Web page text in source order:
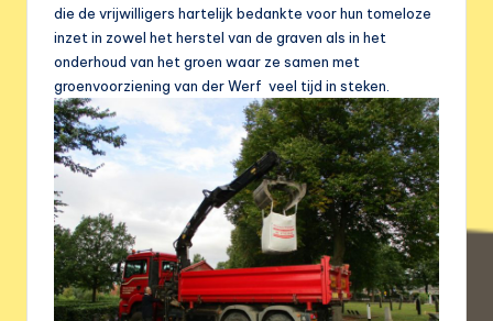
die de vrijwilligers hartelijk bedankte voor hun tomeloze
inzet in zowel het herstel van de graven als in het
onderhoud van het groen waar ze samen met
groenvoorziening van der Werf veel tijd in steken.